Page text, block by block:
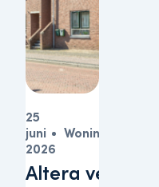
Altera verkoopt
25
juni
2026
Woningen